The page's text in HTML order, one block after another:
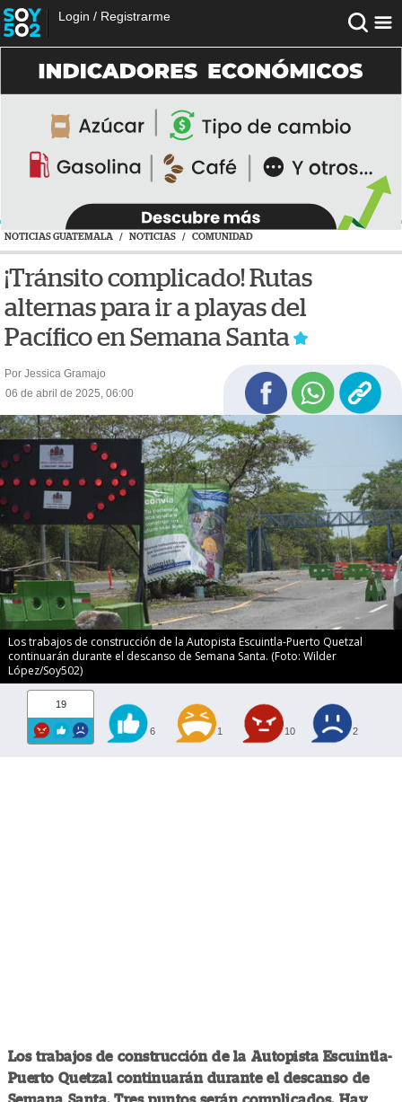
Login / Registrarme
NOTICIAS GUATEMALA / NOTICIAS / COMUNIDAD
¡Tránsito complicado! Rutas
alternas para ir a playas del
Pacífico en Semana Santa
Por Jessica Gramajo
06 de abril de 2025, 06:00
Los trabajos de construcción de la Autopista Escuintla-Puerto Quetzal
continuarán durante el descanso de Semana Santa. (Foto: Wilder
López/Soy502)
19
6 1 10 2
Los trabajos de construcción de la Autopista Escuintla-
Puerto Quetzal continuarán durante el descanso de